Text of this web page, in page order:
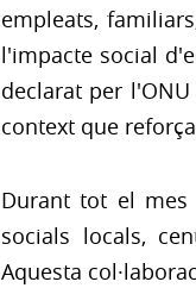
empleats,
l'impacte social
declarat per
context que
Durant tot el mes
socials locals,
Aquesta